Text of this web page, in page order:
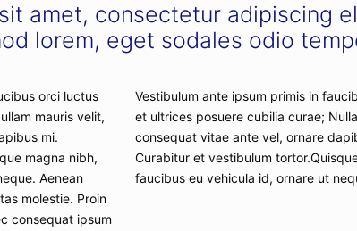
amet, consectetur adipiscing
lorem, eget sodales odio
orci luctus
mauris velit,
mi.
magna nibh,
Aenean
molestie. Proin
consequat ipsum
Vestibulum ante ipsum primis in
et ultrices posuere cubilia curae;
consequat vitae ante vel, ornare
Curabitur et vestibulum
faucibus eu vehicula id, ornare ut